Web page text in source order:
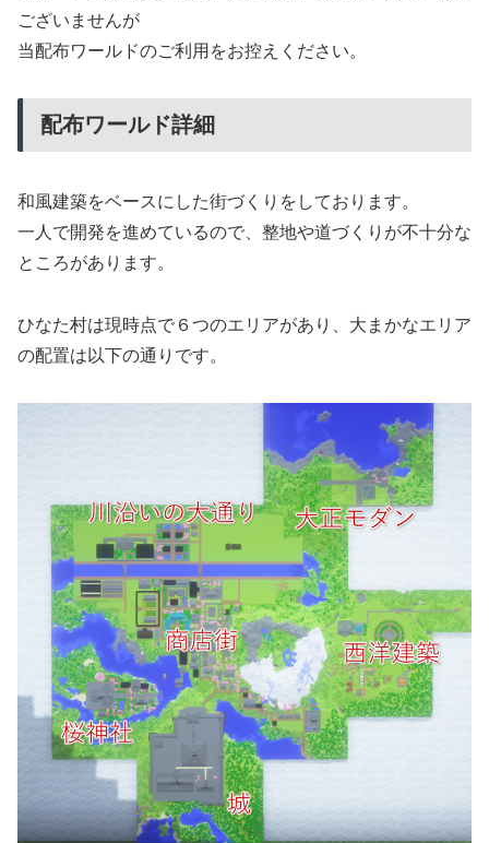
ございませんが
当配布ワールドのご利用をお控えください。
配布ワールド詳細
和風建築をベースにした街づくりをしております。
一人で開発を進めているので、整地や道づくりが不十分な
ところがあります。
ひなた村は現時点で６つのエリアがあり、大まかなエリア
の配置は以下の通りです。